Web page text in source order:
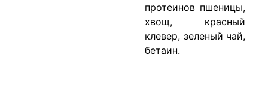
протеинов пшеницы,
хвощ, красный
клевер, зеленый чай,
бетаин.